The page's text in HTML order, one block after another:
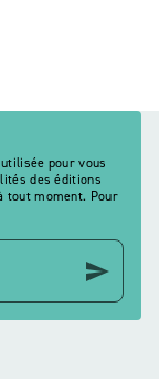
pour vous
des éditions
tout moment. Pour
send